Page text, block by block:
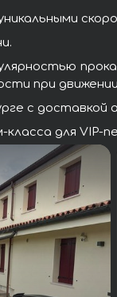
при
с доставкой
для VIP-